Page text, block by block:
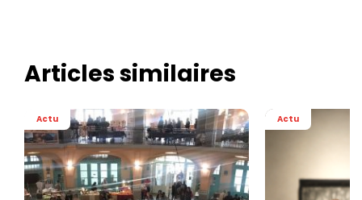
Articles similaires
Actu Actu